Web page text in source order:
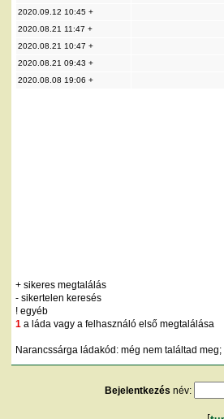
2020.09.12 10:45 +
2020.08.21 11:47 +
2020.08.21 10:47 +
2020.08.21 09:43 +
2020.08.08 19:06 +
+ sikeres megtalálás
- sikertelen keresés
! egyéb
1 a láda vagy a felhasználó első megtalálása
Narancssárga ládakód: még nem találtad
Bejelentkezés név: